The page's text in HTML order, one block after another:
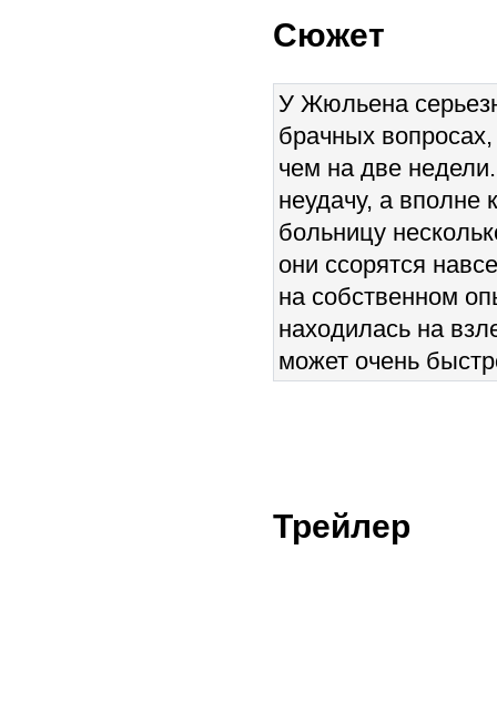
Сюжет
У Жюльена
брачных
чем на две
неудачу, а вполне
больницу
они ссорятся
на собственном
находилась на
может очень
Трейлер